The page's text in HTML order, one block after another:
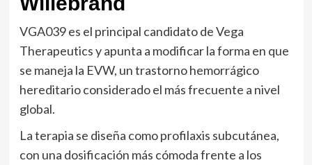
VGA039 es el principal candidato de Vega
Therapeutics y apunta a modificar la forma en que
se maneja la EVW, un trastorno hemorrágico
hereditario considerado el más frecuente a nivel
global.
La terapia se diseña como profilaxis subcutánea,
con una dosificación más cómoda frente a los